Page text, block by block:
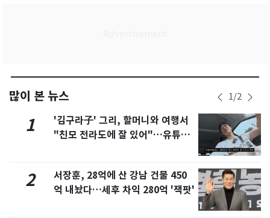
많이 본 뉴스 1/2
1
'김구라子' 그리, 할머니와 여행서
"친모 전라도에 잘 있어"…유튜브
2
서장훈, 28억에 산 강남 건물 450
억 내놨다…세후 차익 280억 '잭팟'